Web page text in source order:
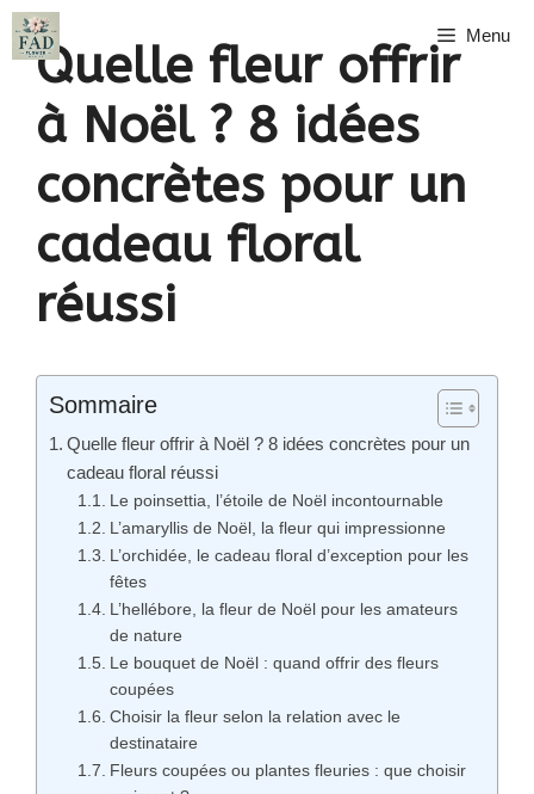
Aller
au
contenu
Menu
Quelle fleur offrir
à Noël ? 8 idées
concrètes pour un
cadeau floral
réussi
Sommaire
Quelle fleur offrir à Noël ? 8 idées concrètes pour un
cadeau floral réussi
Le poinsettia, l’étoile de Noël incontournable
L’amaryllis de Noël, la fleur qui impressionne
L’orchidée, le cadeau floral d’exception pour les
fêtes
L’hellébore, la fleur de Noël pour les amateurs
de nature
Le bouquet de Noël : quand offrir des fleurs
coupées
Choisir la fleur selon la relation avec le
destinataire
Fleurs coupées ou plantes fleuries : que choisir